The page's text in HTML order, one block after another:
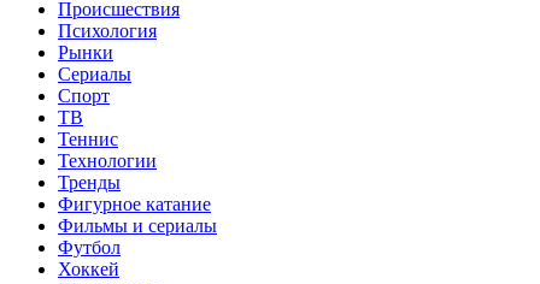
Происшествия
Психология
Рынки
Сериалы
Спорт
ТВ
Теннис
Технологии
Тренды
Фигурное катание
Фильмы и сериалы
Футбол
Хоккей